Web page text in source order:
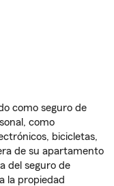
como seguro de
como
bicicletas,
de su apartamento
del seguro de
la propiedad